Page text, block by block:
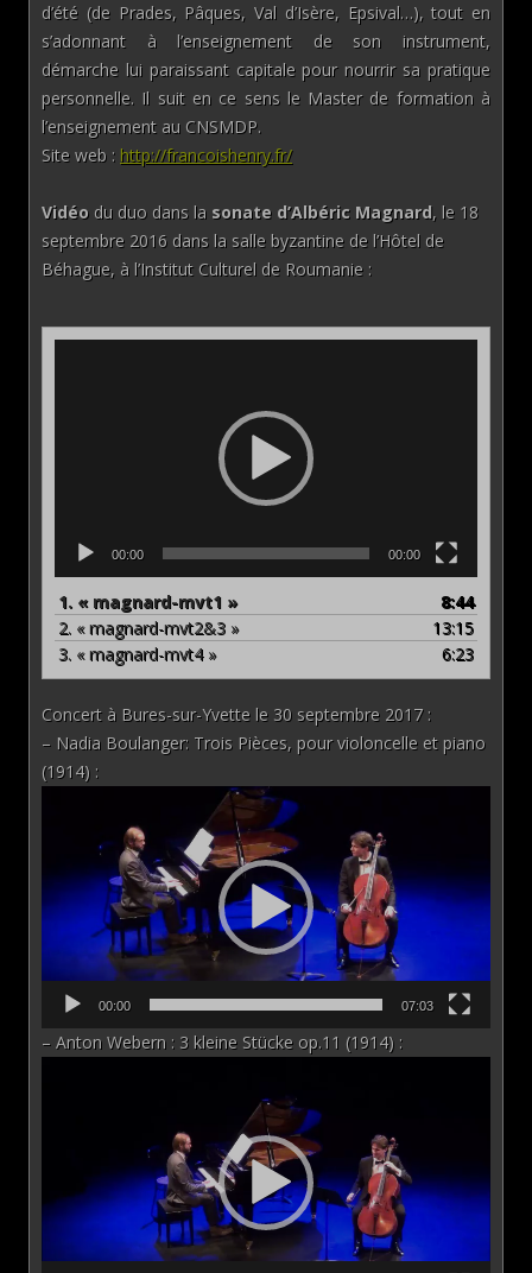
d’été (de Prades, Pâques, Val d’Isère, Epsival…), tout en
s’adonnant à l’enseignement de son instrument,
démarche lui paraissant capitale pour nourrir sa pratique
personnelle. Il suit en ce sens le Master de formation à
l’enseignement au CNSMDP.
Site web : http://francoishenry.fr/
Vidéo du duo dans la sonate d’Albéric Magnard, le 18
septembre 2016 dans la salle byzantine de l’Hôtel de
Béhague, à l’Institut Culturel de Roumanie :
00:00 00:00
1. « magnard-mvt1 »
8:44
2. « magnard-mvt2&3 »
13:15
3. « magnard-mvt4 » 6:23
Concert à Bures-sur-Yvette le 30 septembre 2017 :
– Nadia Boulanger: Trois Pièces, pour violoncelle et piano
(1914) :
00:00 07:03
– Anton Webern : 3 kleine Stücke op.11 (1914) :